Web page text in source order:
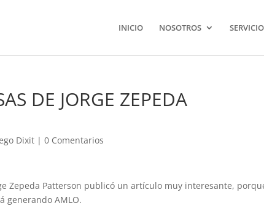
INICIO NOSOTROS
DE JORGE ZEPEDA
Dixit |0 Comentarios
Zepeda Patterson publicó un artículo muy interesante,
generando AMLO.